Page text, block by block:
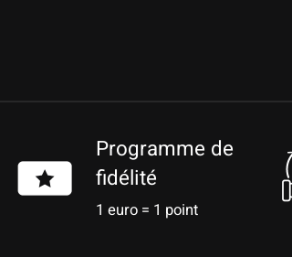
Programme de
fidélité
1 euro = 1 point